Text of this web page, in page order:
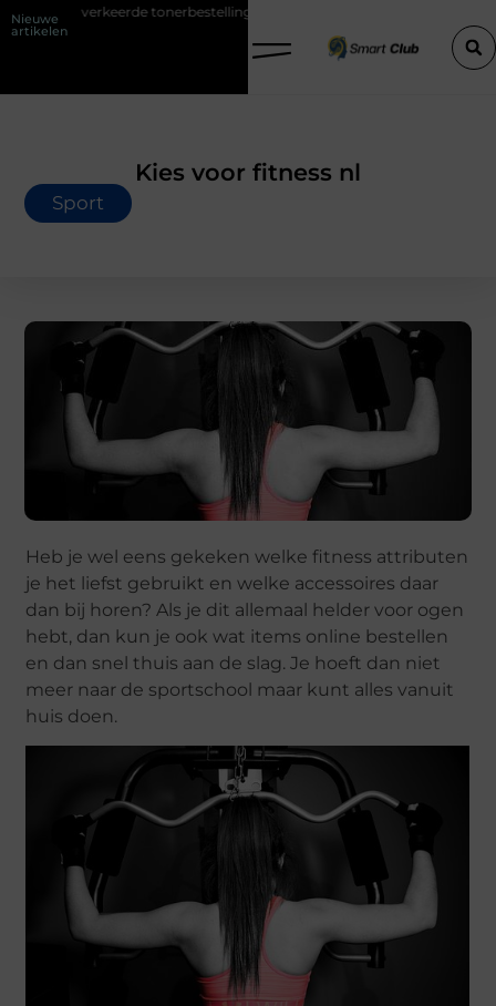
Nieuwe
artikelen
tonerbestelling bij HP printers
Kies voor fitness nl
Sport
Heb je wel eens gekeken welke fitness attributen
je het liefst gebruikt en welke accessoires daar
dan bij horen? Als je dit allemaal helder voor ogen
hebt, dan kun je ook wat items online bestellen
en dan snel thuis aan de slag. Je hoeft dan niet
meer naar de sportschool maar kunt alles vanuit
huis doen.